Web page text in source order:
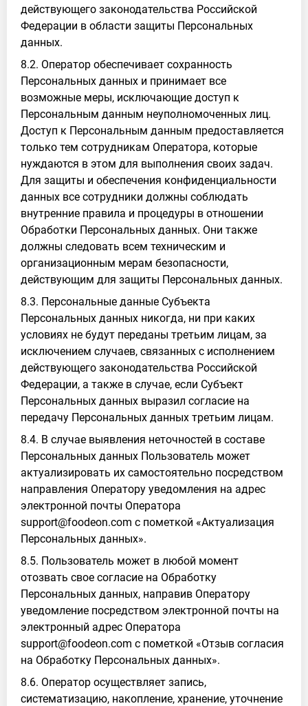
действующего законодательства Российской
Федерации в области защиты Персональных
данных.
8.2. Оператор обеспечивает сохранность
Персональных данных и принимает все
возможные меры, исключающие доступ к
Персональным данным неуполномоченных лиц.
Доступ к Персональным данным предоставляется
только тем сотрудникам Оператора, которые
нуждаются в этом для выполнения своих задач.
Для защиты и обеспечения конфиденциальности
данных все сотрудники должны соблюдать
внутренние правила и процедуры в отношении
Обработки Персональных данных. Они также
должны следовать всем техническим и
организационным мерам безопасности,
действующим для защиты Персональных данных.
8.3. Персональные данные Субъекта
Персональных данных никогда, ни при каких
условиях не будут переданы третьим лицам, за
исключением случаев, связанных с исполнением
действующего законодательства Российской
Федерации, а также в случае, если Субъект
Персональных данных выразил согласие на
передачу Персональных данных третьим лицам.
8.4. В случае выявления неточностей в составе
Персональных данных Пользователь может
актуализировать их самостоятельно посредством
направления Оператору уведомления на адрес
электронной почты Оператора
support@foodeon.com с пометкой «Актуализация
Персональных данных».
8.5. Пользователь может в любой момент
отозвать свое согласие на Обработку
Персональных данных, направив Оператору
уведомление посредством электронной почты на
электронный адрес Оператора
support@foodeon.com с пометкой «Отзыв согласия
на Обработку Персональных данных».
8.6. Оператор осуществляет запись,
систематизацию, накопление, хранение, уточнение